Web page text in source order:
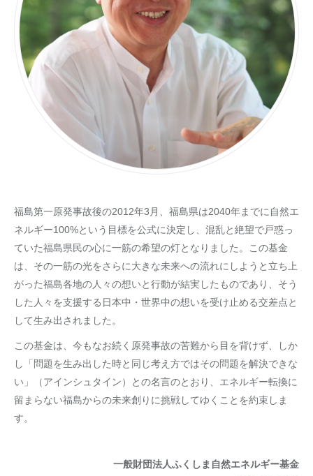
福島第一原発事故後の2012年3月、福島県は2040年までに自然エ
ネルギー100%という目標を公式に決定し、混乱と絶望で戸惑っ
ていた福島県民の心に一筋の希望の灯となりました。この基金
は、その一筋の光をさらに大きな未来への流れにしようと立ち上
がった福島各地の人々の想いと行動が結実したものであり、そう
した人々を支援する日本中・世界中の想いを受け止める交差点と
して生み出されました。
この基金は、今もなお続く原発事故の苦難から目を背けず、しか
し「問題を生み出した時と同じ考え方ではその問題を解決できな
い」（アインシュタイン）との名言のとおり、エネルギー転換に
留まらない福島からの未来創りに挑戦してゆくことを約束しま
す。
一般財団法人ふくしま自然エネルギー基金